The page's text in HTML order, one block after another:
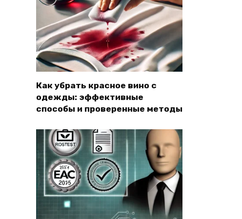
Как убрать красное вино с
одежды: эффективные
способы и проверенные методы